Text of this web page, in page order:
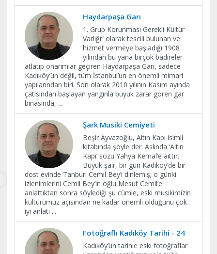
Haydarpaşa Garı
1. Grup Korunması Gerekli Kültür
Varlığı” olarak tescili bulunan ve
hizmet vermeye başladığı 1908
yılından bu yana birçok badireler
atlatıp onarımlar geçiren Haydarpaşa Garı, sadece
Kadıköy’ün değil, tüm İstanbul’un en önemli mimari
yapılarından biri. Son olarak 2010 yılının Kasım ayında
çatısından başlayan yangınla büyük zarar gören gar
binasında, ...
Şark Musiki Cemiyeti
Beşir Ayvazoğlu, Altın Kapı isimli
kitabında şöyle der: Aslında ‘Altın
Kapı’ sözü Yahya Kemal’e aittir.
Büyük şair, bir gün Kadıköy’de bir
dost evinde Tanburi Cemil Bey’i dinlemiş; o günki
izlenimlerini Cemil Bey’in oğlu Mesut Cemil’e
anlattıktan sonra söylediği şu cümle, eski musikimizin
kültürümüz açısından ne kadar önemli olduğunu çok
iyi anlatı ...
Fotoğraflı Kadıköy Tarihi - 24
Kadıköy’ün tarihie eski fotoğraflar